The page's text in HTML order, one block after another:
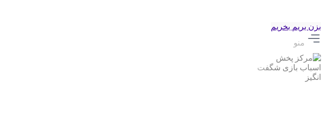
بزن بریم بخریم
منو